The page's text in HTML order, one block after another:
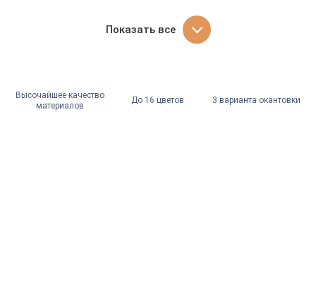
Показать все
Высочайшее качество
материалов
До 16 цветов 3 варианта окантовки